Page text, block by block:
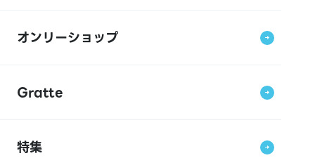
オンリーショップ
Gratte
特集